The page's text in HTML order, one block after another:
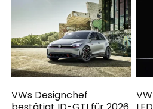
VWs Designchef